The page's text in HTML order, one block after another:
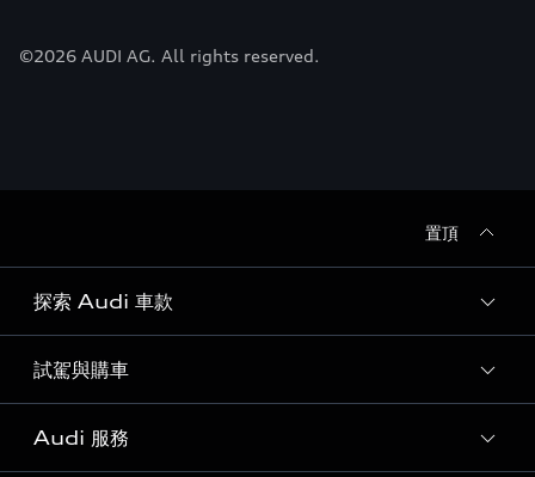
©2026 AUDI AG. All rights reserved.
置頂
探索 Audi 車款
所有車款
客製化您的 Audi
試駕與購車
購車方案
Audi 服務